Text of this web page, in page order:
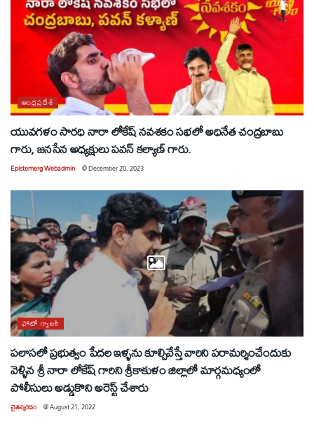
ఆంధ్రప్రదేశ్
యువగళం సారధి నారా లోకేష్ నవశకం సభలో అధినేత చంద్రబాబు
గారు, జనసేన అధ్యక్షులు పవన్ కల్యాణ్ గారు.
Epistemerg Webadmin @December 20, 2023
ఫోటో గ్యాలరీ
పలాసలో ప్రభుత్వం పేదల ఇళ్ళను కూల్చివేస్తే వారిని పరామర్శించేందుకు
వెళ్ళిన శ్రీ నారా లోకేష్ గారిని శ్రీకాకుళం జిల్లాలో మార్గమధ్యంలో
పోలీసులు అడ్డుకొని అరెస్ట్ చేశారు
చైతన్యరధం @August 21, 2022